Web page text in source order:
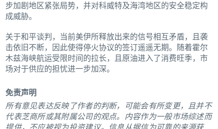
步加剧地区紧张局势，并对科威特及海湾地区的安全稳定构
成威胁。
关于和平谈判，当前美伊所释放出来的信号相互矛盾，且袭
击依旧不断，因此使得停火协议的签订遥遥无期。随着霍尔
木兹海峡航运受限时间的拉长，且原油进入了消费旺季，市
场对于供应的担忧进一步加深。
免责声明
所有意见表达反映了作者的判断，可能会有所变更，且并不
代表芝商所或其附属公司的观点。内容作为一般市场综述而